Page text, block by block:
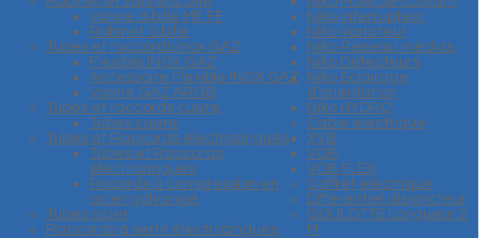
Vanne à bille MF FF
Robinet à bille
Tubes et raccords inox GAZ
Flexible INOX GAZ
Accessoire Flexible INOX GAZ
Vanne GAZ ARGB
Tubes et raccords cuivre
Tubes cuivre
Tubes et Raccords électrozingués
Tubes et Raccords
électrozingués
Racords à compression en
acier galvanisé
Tubes acier
Raccords à sertir électrozingués
Niko Interrupteur
Niko Variateur
Niko Réseau médias
Niko Détecteurs
Niko Eclairage
d'orientation
Niko HYDRO
Cable éléctrique
XVB
VOB
VOB FLEX
Coffret éléctrique
Différentiel disjoncteur
GOULOTTE Longueur 2
M